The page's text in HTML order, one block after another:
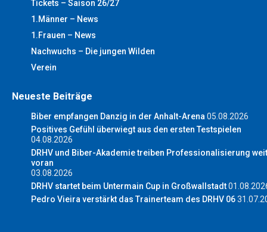
Tickets – Saison 26/27
1.Männer – News
1.Frauen – News
Nachwuchs – Die jungen Wilden
Verein
Neueste Beiträge
Biber empfangen Danzig in der Anhalt-Arena 05.08.2026
Positives Gefühl überwiegt aus den ersten Testspielen
04.08.2026
DRHV und Biber-Akademie treiben Professionalisierung
voran
03.08.2026
DRHV startet beim Untermain Cup in Großwallstadt
Pedro Vieira verstärkt das Trainerteam des DRHV 06